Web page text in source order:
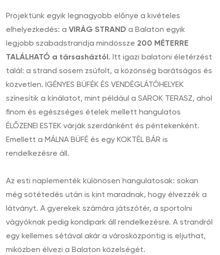
Projektünk egyik legnagyobb előnye a kivételes
elhelyezkedés: a VIRÁG STRAND a Balaton egyik
legjobb szabadstrandja mindössze 200 MÉTERRE
TALÁLHATÓ a társasháztól. Itt igazi balatoni életérzést
talál: a strand sosem zsúfolt, a közönség barátságos és
közvetlen. IGÉNYES BÜFÉK ÉS VENDÉGLÁTÓHELYEK
színesítik a kínálatot, mint például a SAROK TERASZ, ahol
finom és egészséges ételek mellett hangulatos
ÉLŐZENEI ESTEK várják szerdánként és péntekenként.
Emellett a MÁLNA BÜFÉ és egy KOKTÉL BÁR is
rendelkezésre áll.
Az esti naplementék különösen hangulatosak: sokan
még sötétedés után is kint maradnak, hogy élvezzék a
látványt. A gyerekek számára játszótér, a sportolni
vágyóknak pedig kondipark áll rendelkezésre. A strandról
egy kellemes sétával akár a városközpontig is eljuthat,
miközben élvezi a Balaton közelségét.